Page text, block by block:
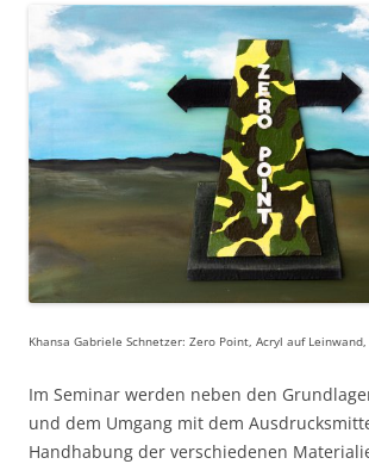
Khansa Gabriele Schnetzer: Zero Point, Acryl auf
Im Seminar werden neben den
und dem Umgang mit dem
Handhabung der verschiedenen